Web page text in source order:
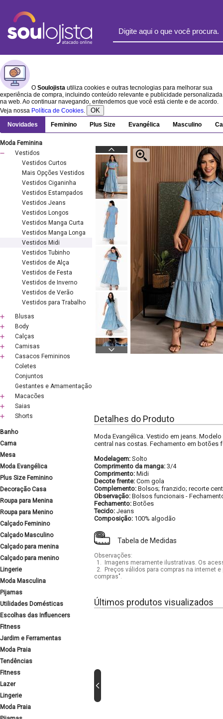
O Soulojista utiliza cookies e outras tecnologias para melhorar sua
experiência de compra, incluindo conteúdo relevante e publicidade personalizada
na web. Ao continuar navegando, entendemos que você está ciente e de acordo.
Veja nossa Política de Cookies. OK
Novidades Feminino Plus Size Evangélica Masculino
Moda Feminina
Vestidos
Vestidos Curtos
Mais Opções Vestidos
Vestidos Ciganinha
Vestidos Estampados
Vestidos Jeans
Vestidos Longos
Vestidos Manga Curta
Vestidos Manga Longa
Vestidos Midi
Vestidos Tubinho
Vestidos de Alça
Vestidos de Festa
Vestidos de Inverno
Vestidos de Verão
Vestidos para Trabalho
Blusas
Body
Calças
Camisas
Casacos Femininos
Coletes
Conjuntos
Gestantes e Amamentação
Macacões
Saias
Shorts
Banho
Cama
Mesa
Moda Evangélica
Plus Size Feminino
Decoração Casa
Roupa para Menina
Roupa para Menino
Calçado Feminino
Calçado Masculino
Calçado para menina
Calçado para menino
Lingerie
Moda Masculina
Pijamas
Utilidades Domésticas
Escolhas das Influencers
Fitness
Jardim e Ferramentas
Moda Praia
Tendências
Fitness
Lazer
Lingerie
Moda Praia
Detalhes do Produto
Moda Evangélica. Vestido em jeans.
central nas costas. Fechamento em botões
Modelagem: Solto
Comprimento da manga: 3/4
Comprimento: Midi
Decote frente: Com gola
Complemento: Bolsos; franzido; recorte
Observação: Bolsos funcionais -
Fechamento: Botões
Tecido: Jeans
Composição: 100% algodão
Tabela de Medidas
Observações:
1.
Imagens meramente ilustrativas. Os
2.
Preços válidos para compras na internet
compras".
Últimos produtos visualizados